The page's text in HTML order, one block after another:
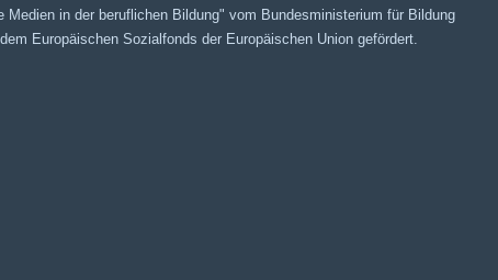
Medien in der beruflichen Bildung" vom Bundesministerium für Bildung
Europäischen Sozialfonds der Europäischen Union gefördert.